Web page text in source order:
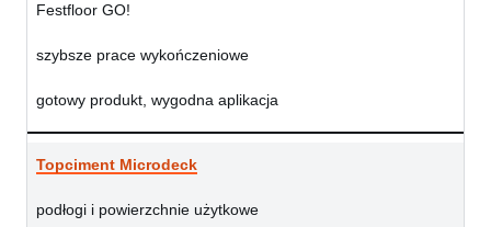
Festfloor GO!
szybsze prace wykończeniowe
gotowy produkt, wygodna aplikacja
Topciment Microdeck
podłogi i powierzchnie użytkowe